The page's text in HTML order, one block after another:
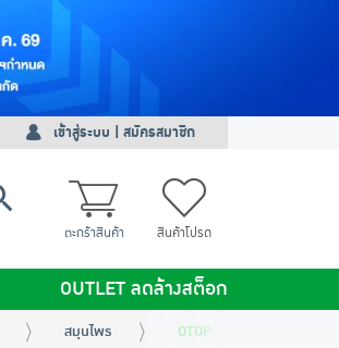
เข้าสู่ระบบ | สมัครสมาชิก
ตะกร้าสินค้า สินค้าโปรด
OUTLET ลดล้างสต็อก
สมุนไพร OTOP ทรอปิคานา น้ำมันม